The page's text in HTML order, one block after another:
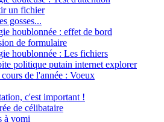
un fichier
gosses...
houblonnée : effet de bord
de formulaire
houblonnée : Les fichiers
politique putain internet explorer
de l'année : Voeux
c'est important !
de célibataire
à vomi